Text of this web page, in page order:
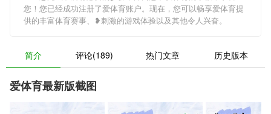
您！您已经成功注册了爱体育账户。现在，您可以畅享爱体育提
供的丰富体育赛事、❥刺激的游戏体验以及其他令人兴奋。
简介 评论(189) 热门文章 历史版本
爱体育最新版截图